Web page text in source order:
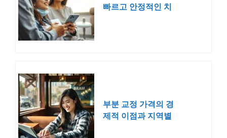
빠르고 안정적인 치
부분 교정 가격의 경
제적 이점과 지역별